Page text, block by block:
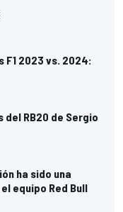
F1 2023 vs. 2024:
del RB20 de Sergio
ha sido una
equipo Red Bull